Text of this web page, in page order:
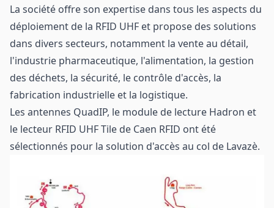
La société offre son expertise dans tous les aspects du
déploiement de la RFID UHF et propose des solutions
dans divers secteurs, notamment la vente au détail,
l'industrie pharmaceutique, l'alimentation, la gestion
des déchets, la sécurité, le contrôle d'accès, la
fabrication industrielle et la logistique.
Les antennes QuadIP, le module de lecture Hadron et
le lecteur RFID UHF Tile de Caen RFID ont été
sélectionnés pour la solution d'accès au col de Lavazè.